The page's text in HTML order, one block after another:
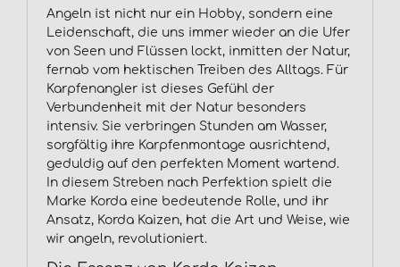
Angeln ist nicht nur ein Hobby, sondern eine
Leidenschaft, die uns immer wieder an die Ufer
von Seen und Flüssen lockt, inmitten der Natur,
fernab vom hektischen Treiben des Alltags. Für
Karpfenangler ist dieses Gefühl der
Verbundenheit mit der Natur besonders
intensiv. Sie verbringen Stunden am Wasser,
sorgfältig ihre Karpfenmontage ausrichtend,
geduldig auf den perfekten Moment wartend.
In diesem Streben nach Perfektion spielt die
Marke Korda eine bedeutende Rolle, und ihr
Ansatz, Korda Kaizen, hat die Art und Weise, wie
wir angeln, revolutioniert.